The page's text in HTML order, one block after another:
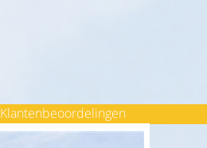
Klantenbeoordelingen